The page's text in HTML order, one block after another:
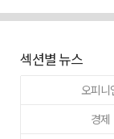
섹션별 뉴스
오피니
경제